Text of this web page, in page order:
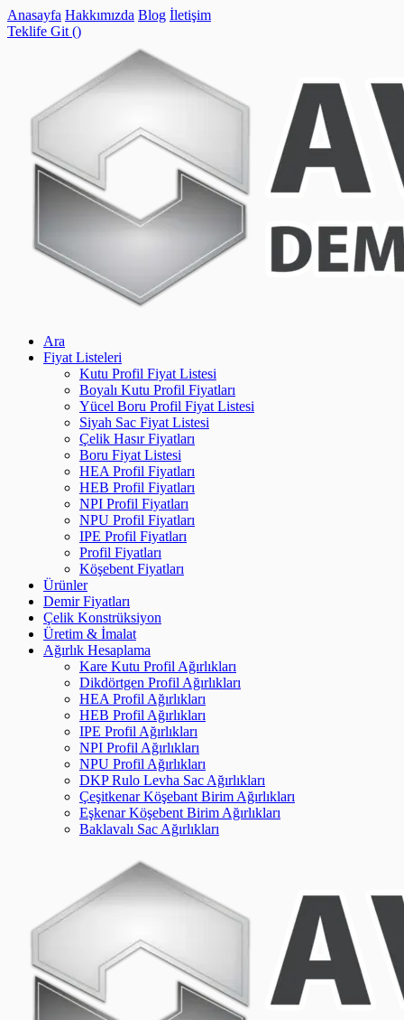
Anasayfa Hakkımızda Blog İletişim
Teklife Git ()
Ara
Fiyat Listeleri
Kutu Profil Fiyat Listesi
Boyalı Kutu Profil Fiyatları
Yücel Boru Profil Fiyat Listesi
Siyah Sac Fiyat Listesi
Çelik Hasır Fiyatları
Boru Fiyat Listesi
HEA Profil Fiyatları
HEB Profil Fiyatları
NPI Profil Fiyatları
NPU Profil Fiyatları
IPE Profil Fiyatları
Profil Fiyatları
Köşebent Fiyatları
Ürünler
Demir Fiyatları
Çelik Konstrüksiyon
Üretim & İmalat
Ağırlık Hesaplama
Kare Kutu Profil Ağırlıkları
Dikdörtgen Profil Ağırlıkları
HEA Profil Ağırlıkları
HEB Profil Ağırlıkları
IPE Profil Ağırlıkları
NPI Profil Ağırlıkları
NPU Profil Ağırlıkları
DKP Rulo Levha Sac Ağırlıkları
Çeşitkenar Köşebant Birim Ağırlıkları
Eşkenar Köşebent Birim Ağırlıkları
Baklavalı Sac Ağırlıkları